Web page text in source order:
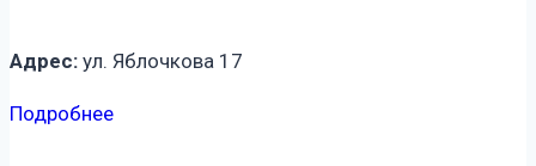
Адрес: ул. Яблочкова 17
Подробнее